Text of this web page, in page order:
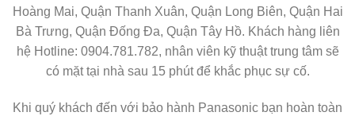
Hoàng Mai, Quận Thanh Xuân, Quận Long Biên, Quận Hai
Bà Trưng, Quận Đống Đa, Quận Tây Hồ. Khách hàng liên
hệ Hotline: 0904.781.782, nhân viên kỹ thuật trung tâm sẽ
có mặt tại nhà sau 15 phút để khắc phục sự cố.
Khi quý khách đến với bảo hành Panasonic bạn hoàn toàn